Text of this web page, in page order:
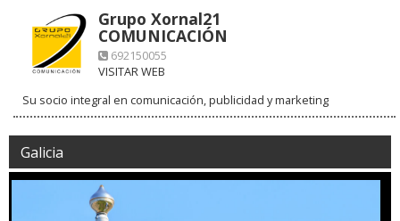
Grupo Xornal21
COMUNICACIÓN
692150055
VISITAR WEB
Su socio integral en comunicación, publicidad y marketing
Galicia